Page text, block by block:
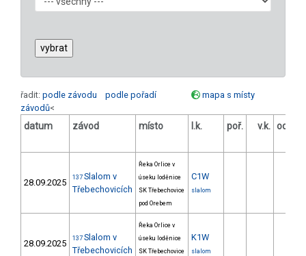
řadit: podle závodu podle pořadí
mapa s místy
závodů<
datum závod místo l.k. poř. v.k. odstup
28.09.2025 137 Slalom v
Třebechovicích
Řeka Orlice v
úseku loděnice
SK Třebechovice
pod Orebem
C1W
slalom
28.09.2025 137 Slalom v
Třebechovicích
Řeka Orlice v
úseku loděnice
SK Třebechovice
K1W
slalom